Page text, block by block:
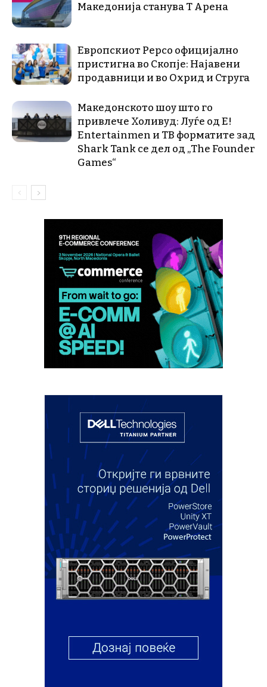
Македонија станува Т Арена
Европскиот Pepco официјално
пристигна во Скопје: Најавени
продавници и во Охрид и Струга
Македонското шоу што го
привлече Холивуд: Луѓе од E!
Entertainmen и ТВ форматите зад
Shark Tank се дел од „The Founder
Games“